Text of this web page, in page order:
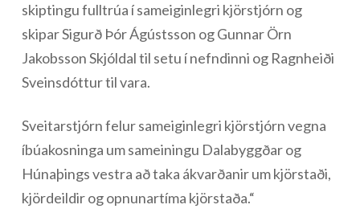
skiptingu fulltrúa í sameiginlegri kjörstjórn og
skipar Sigurð Þór Ágústsson og Gunnar Örn
Jakobsson Skjóldal til setu í nefndinni og Ragnheiði
Sveinsdóttur til vara.
Sveitarstjórn felur sameiginlegri kjörstjórn vegna
íbúakosninga um sameiningu Dalabyggðar og
Húnaþings vestra að taka ákvarðanir um kjörstaði,
kjördeildir og opnunartíma kjörstaða.“